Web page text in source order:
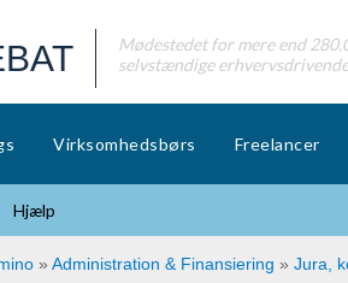
Mødestedet for mere end
selvstændige
Virksomhedsbørs Freelancer
Hjælp
» Administration & Finansiering » Jura,